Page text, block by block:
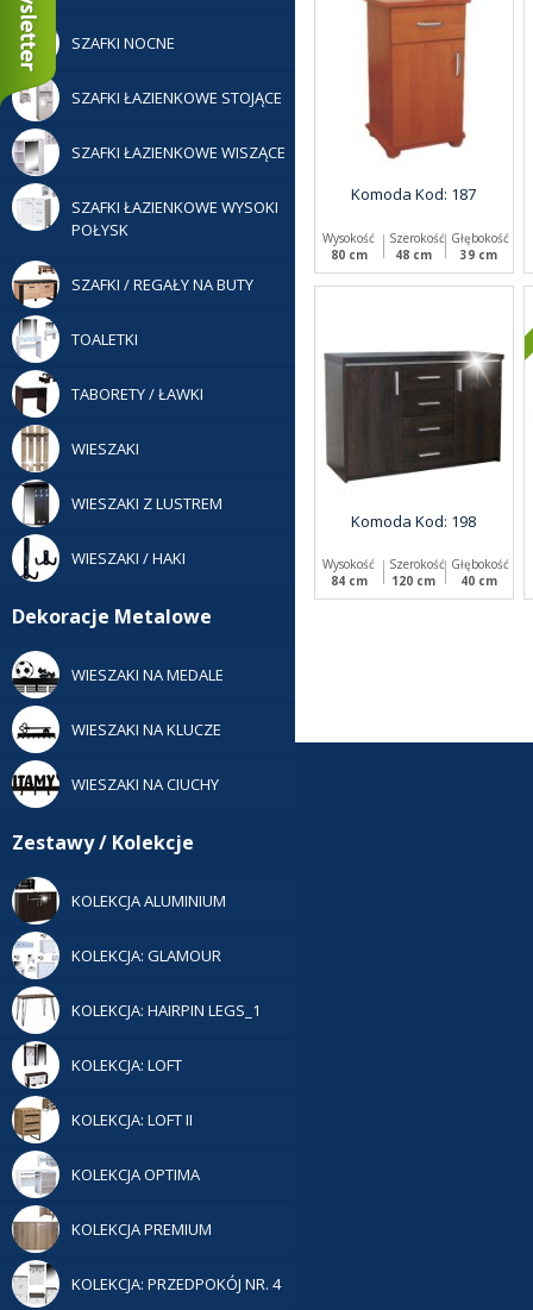
SZAFKI NOCNE
SZAFKI ŁAZIENKOWE STOJĄCE
SZAFKI ŁAZIENKOWE WISZĄCE
SZAFKI ŁAZIENKOWE WYSOKI
POŁYSK
SZAFKI / REGAŁY NA BUTY
TOALETKI
TABORETY / ŁAWKI
WIESZAKI
WIESZAKI Z LUSTREM
WIESZAKI / HAKI
Dekoracje Metalowe
WIESZAKI NA MEDALE
WIESZAKI NA KLUCZE
WIESZAKI NA CIUCHY
Zestawy / Kolekcje
KOLEKCJA ALUMINIUM
KOLEKCJA: GLAMOUR
KOLEKCJA: HAIRPIN LEGS_1
KOLEKCJA: LOFT
KOLEKCJA: LOFT II
KOLEKCJA OPTIMA
KOLEKCJA PREMIUM
KOLEKCJA: PRZEDPOKÓJ NR. 4
Komoda Kod: 187
Wysokość
80 cm
Szerokość
48 cm
Głębokość
39 cm
Komoda Kod: 198
Wysokość
84 cm
Szerokość
120 cm
Głębokość
40 cm